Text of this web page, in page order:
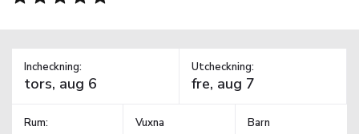
Incheckning: Utcheckning:
Rum: Vuxna Barn